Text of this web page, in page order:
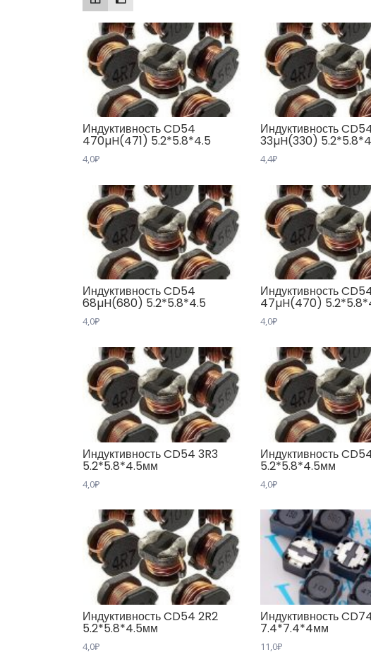
Индуктивность CD54
470µH(471) 5.2*5.8*4.5
4,0₽
Индуктивность
33µH(330)
4,4₽
Индуктивность CD54
68µH(680) 5.2*5.8*4.5
4,0₽
Индуктивность
47µH(470)
4,0₽
Индуктивность CD54 3R3
5.2*5.8*4.5мм
4,0₽
Индуктивность
5.2*5.8*4.5мм
4,0₽
Индуктивность CD54 2R2
5.2*5.8*4.5мм
4,0₽
Индуктивность
7.4*7.4*4мм
11,0₽